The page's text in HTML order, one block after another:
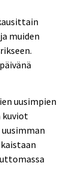
muiden
uusimpien
kuviot